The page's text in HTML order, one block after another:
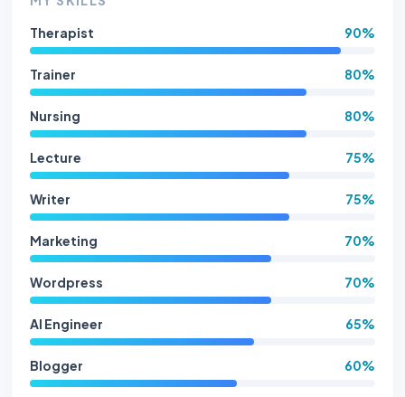
Therapist
90%
Trainer 80%
Nursing 80%
Lecture 75%
Writer 75%
Marketing 70%
Wordpress 70%
AI Engineer 65%
Blogger 60%